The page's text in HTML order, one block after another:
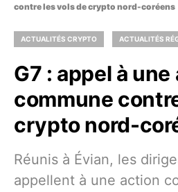
contre les vols de crypto nord-coréens
ACTUALITÉS CRYPTO ACTUALITÉS
G7 : appel à
commune
crypto nord-
Réunis à Évian, les
appellent à une action